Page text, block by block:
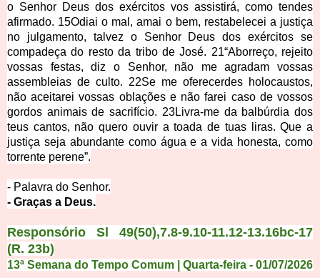
o Senhor Deus dos exércitos vos assistirá, como tendes
afirmado. 15Odiai o mal, amai o bem, restabelecei a justiça
no julgamento, talvez o Senhor Deus dos exércitos se
compadeça do resto da tribo de José. 21“Aborreço, rejeito
vossas festas, diz o Senhor, não me agradam vossas
assembleias de culto. 22Se me oferecerdes holocaustos,
não aceitarei vossas oblações e não farei caso de vossos
gordos animais de sacrifício. 23Livra-me da balbúrdia dos
teus cantos, não quero ouvir a toada de tuas liras. Que a
justiça seja abundante como água e a vida honesta, como
torrente perene”.
- Palavra do Senhor.
- Graças a Deus.
Responsório Sl 49(50),7.8-9.10-11.12-13.16bc-17
(R. 23b)
13ª Semana do Tempo Comum | Quarta-feira - 01/07/2026